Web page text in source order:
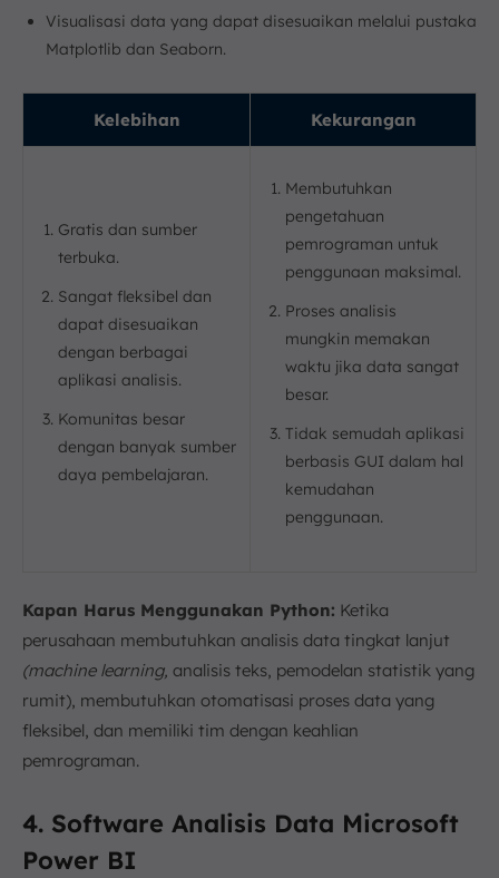
Visualisasi data yang dapat disesuaikan melalui pustaka
Matplotlib dan Seaborn.
Kelebihan Kekurangan
Gratis dan sumber
terbuka.
Sangat fleksibel dan
dapat disesuaikan
dengan berbagai
aplikasi analisis.
Komunitas besar
dengan banyak sumber
daya pembelajaran.
Membutuhkan
pengetahuan
pemrograman untuk
penggunaan maksimal.
Proses analisis
mungkin memakan
waktu jika data sangat
besar.
Tidak semudah aplikasi
berbasis GUI dalam hal
kemudahan
penggunaan.
Kapan Harus Menggunakan Python: Ketika
perusahaan membutuhkan analisis data tingkat lanjut
(machine learning, analisis teks, pemodelan statistik yang
rumit), membutuhkan otomatisasi proses data yang
fleksibel, dan memiliki tim dengan keahlian
pemrograman.
4. Software Analisis Data Microsoft
Power BI